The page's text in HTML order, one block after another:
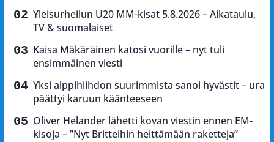
Yleisurheilun U20 MM-kisat 5.8.2026 – Aikataulu,
TV & suomalaiset
Kaisa Mäkäräinen katosi vuorille – nyt tuli
ensimmäinen viesti
Yksi alppihiihdon suurimmista sanoi hyvästit – ura
päättyi karuun käänteeseen
Oliver Helander lähetti kovan viestin ennen EM-
kisoja – ”Nyt Britteihin heittämään raketteja”